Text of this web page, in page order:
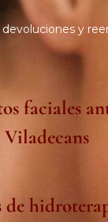
y
faciales
Viladecans